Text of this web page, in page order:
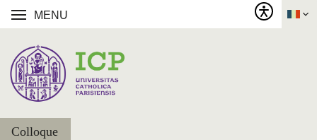
MENU
Colloque